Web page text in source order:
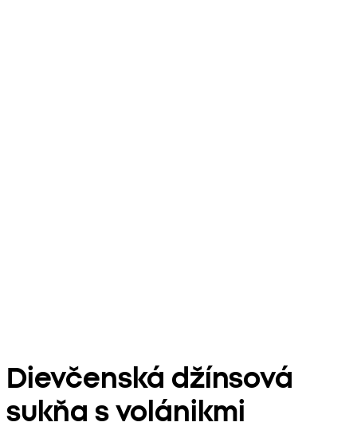
Dievčenská džínsová
sukňa s volánikmi